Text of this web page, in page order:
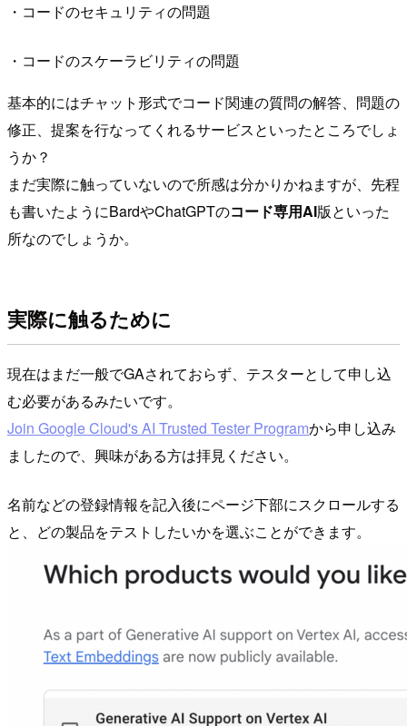
・コードのセキュリティの問題
・コードのスケーラビリティの問題
基本的にはチャット形式でコード関連の質問の解答、問題の
修正、提案を行なってくれるサービスといったところでしょ
うか？
まだ実際に触っていないので所感は分かりかねますが、先程
も書いたようにBardやChatGPTのコード専用AI版といった
所なのでしょうか。
実際に触るために
現在はまだ一般でGAされておらず、テスターとして申し込
む必要があるみたいです。
Join Google Cloud's AI Trusted Tester Programから申し込み
ましたので、興味がある方は拝見ください。
名前などの登録情報を記入後にページ下部にスクロールする
と、どの製品をテストしたいかを選ぶことができます。